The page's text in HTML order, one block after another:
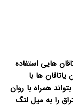
هایی استفاده
ها با
همراه با روان
را به میل لنگ